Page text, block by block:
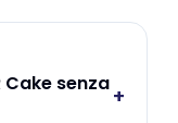
Cake senza+